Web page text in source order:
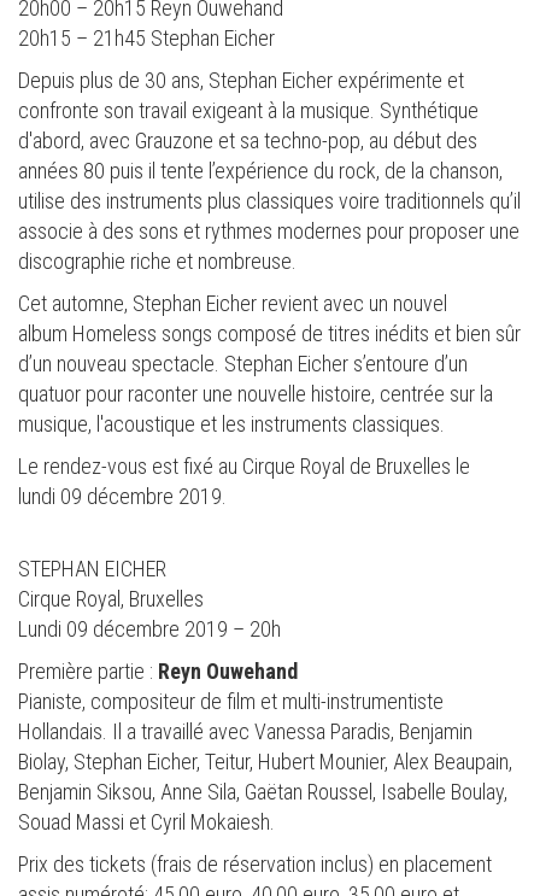
20h00 – 20h15 Reyn Ouwehand
20h15 – 21h45 Stephan Eicher
Depuis plus de 30 ans, Stephan Eicher expérimente et
confronte son travail exigeant à la musique. Synthétique
d'abord, avec Grauzone et sa techno-pop, au début des
années 80 puis il tente l’expérience du rock, de la chanson,
utilise des instruments plus classiques voire traditionnels qu’il
associe à des sons et rythmes modernes pour proposer une
discographie riche et nombreuse.
Cet automne, Stephan Eicher revient avec un nouvel
album Homeless songs composé de titres inédits et bien sûr
d’un nouveau spectacle. Stephan Eicher s’entoure d’un
quatuor pour raconter une nouvelle histoire, centrée sur la
musique, l'acoustique et les instruments classiques.
Le rendez-vous est fixé au Cirque Royal de Bruxelles le
lundi 09 décembre 2019.
STEPHAN EICHER
Cirque Royal, Bruxelles
Lundi 09 décembre 2019 – 20h
Première partie : Reyn Ouwehand
Pianiste, compositeur de film et multi-instrumentiste
Hollandais. Il a travaillé avec Vanessa Paradis, Benjamin
Biolay, Stephan Eicher, Teitur, Hubert Mounier, Alex Beaupain,
Benjamin Siksou, Anne Sila, Gaëtan Roussel, Isabelle Boulay,
Souad Massi et Cyril Mokaiesh.
Prix des tickets (frais de réservation inclus) en placement